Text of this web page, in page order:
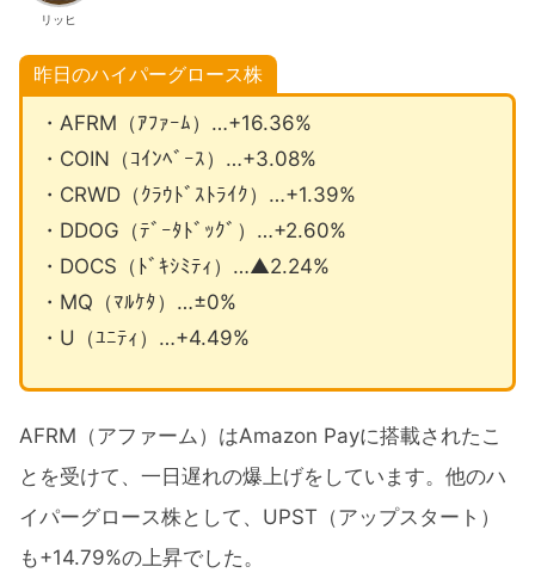
リッヒ
昨日のハイパーグロース株
・AFRM（ｱﾌｧｰﾑ）…+16.36%
・COIN（ｺｲﾝﾍﾞｰｽ）…+3.08%
・CRWD（ｸﾗｳﾄﾞｽﾄﾗｲｸ）…+1.39%
・DDOG（ﾃﾞｰﾀﾄﾞｯｸﾞ）…+2.60%
・DOCS（ﾄﾞｷｼﾐﾃｨ）…▲2.24%
・MQ（ﾏﾙｹﾀ）…±0%
・U（ﾕﾆﾃｨ）…+4.49%
AFRM（アファーム）はAmazon Payに搭載されたこ
とを受けて、一日遅れの爆上げをしています。他のハ
イパーグロース株として、UPST（アップスタート）
も+14.79%の上昇でした。